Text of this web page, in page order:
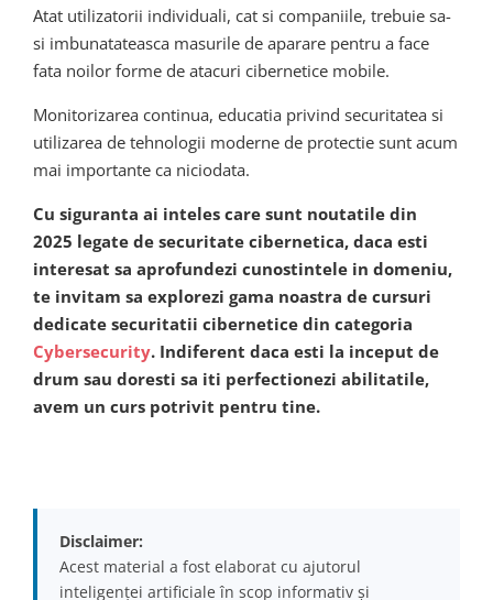
Atat utilizatorii individuali, cat si companiile, trebuie sa-
si imbunatateasca masurile de aparare pentru a face
fata noilor forme de atacuri cibernetice mobile.
Monitorizarea continua, educatia privind securitatea si
utilizarea de tehnologii moderne de protectie sunt acum
mai importante ca niciodata.
Cu siguranta ai inteles care sunt noutatile din
2025 legate de securitate cibernetica, daca esti
interesat sa aprofundezi cunostintele in domeniu,
te invitam sa explorezi gama noastra de cursuri
dedicate securitatii cibernetice din categoria
Cybersecurity. Indiferent daca esti la inceput de
drum sau doresti sa iti perfectionezi abilitatile,
avem un curs potrivit pentru tine.
Disclaimer:
Acest material a fost elaborat cu ajutorul
inteligenței artificiale în scop informativ și